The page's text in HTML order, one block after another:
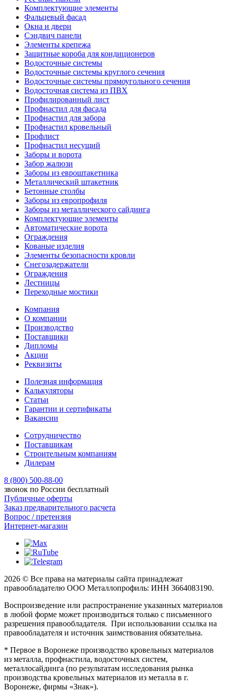
Комплектующие элементы
Фальцевый фасад
Окна и двери
Сэндвич панели
Элементы крепежа
Защитные короба для кондиционеров
Водосточные системы
Водосточные системы круглого сечения
Водосточные системы прямоугольного сечения
Водосточная система из ПВХ
Профилированный лист
Профнастил для фасада
Профнастил для забора
Профнастил кровельный
Профлист
Профнастил несущий
Заборы и ворота
Забор жалюзи
Заборы из евроштакетника
Металлический штакетник
Бетонные столбы
Заборы из европрофиля
Заборы из металлического сайдинга
Комплектующие элементы
Автоматические ворота
Ограждения
Кованые изделия
Элементы безопасности кровли
Снегозадержатели
Ограждения
Лестницы
Переходные мостики
Компания
О компании
Производство
Поставщики
Дипломы
Акции
Реквизиты
Полезная информация
Калькуляторы
Статьи
Гарантии и сертификаты
Вакансии
Сотрудничество
Поставщикам
Строительным компаниям
Дилерам
8 (800) 500-88-00
звонок по России бесплатный
Публичные оферты
Заказ предварительного расчета
Вопрос / претензия
Интернет-магазин
2026 © Все права на материалы сайта принадлежат
правообладателю ООО Металлопрофиль: ИНН 3664083190.
Воспроизведение или распространение указанных материалов
в любой форме может производиться только с письменного
разрешения правообладателя. При использовании ссылка на
правообладателя и источник заимствования обязательна.
* Первое в Воронеже производство кровельных материалов
из металла, профнастила, водосточных систем,
металлосайдинга (по результатам исследования рынка
производства кровельных материалов из металла в г.
Воронеже, фирмы «Знак»).